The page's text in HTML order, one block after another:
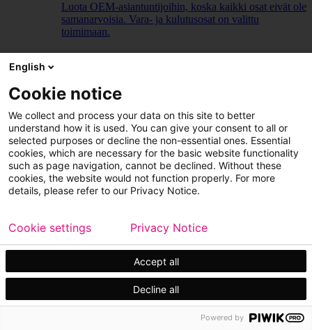
Luota OEM-asiantuntijoihin, koska kaikki osat eivät ole
samanarvoisia. Vara- ja kulutusosat on valittu
toimimaan.
English
Cookie notice
We collect and process your data on this site to better
understand how it is used. You can give your consent to all or
selected purposes or decline the non-essential ones. Essential
cookies, which are necessary for the basic website functionality
such as page navigation, cannot be declined. Without these
cookies, the website would not function properly. For more
details, please refer to our Privacy Notice.
Accept all
Decline all
Cookie settings Privacy Notice
Powered by